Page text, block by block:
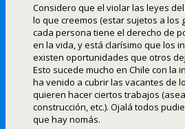
Considero que el violar las leyes
lo que creemos (estar sujetos a los
cada persona tiene el derecho de
en la vida, y está clarísimo que los
existen oportunidades que otros
Esto sucede mucho en Chile con la
ha venido a cubrir las vacantes de
quieren hacer ciertos trabajos
construcción, etc.). Ojalá todos
que hay nomás.